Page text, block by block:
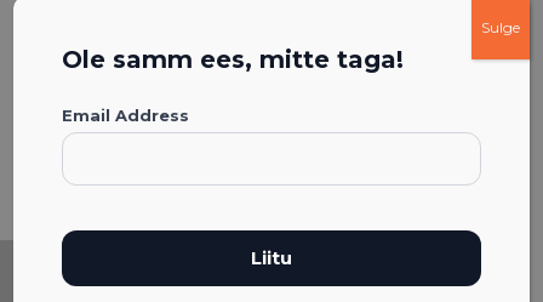
Ole samm ees, mitte taga!
Email Address
Sulge